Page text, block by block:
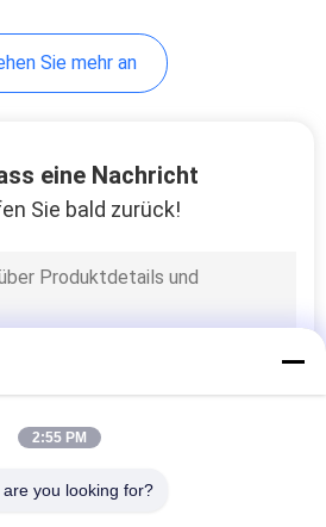
des
Sie mehr an
eine Nachricht
Sie bald zurück!
2:55 PM
you looking for?